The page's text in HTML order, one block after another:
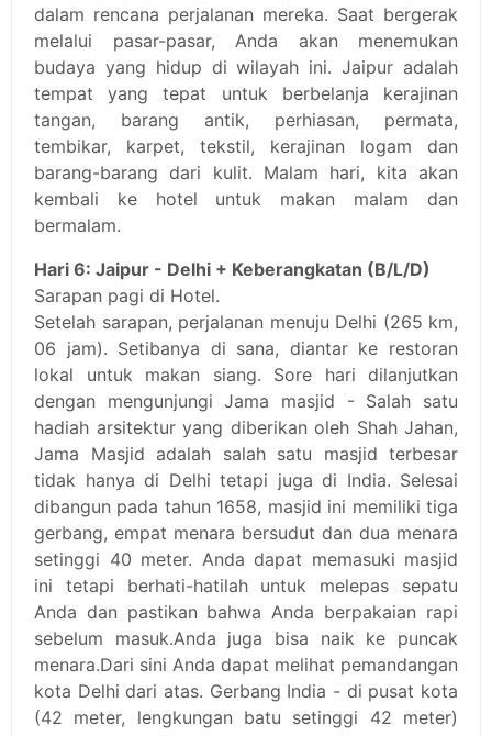
dalam rencana perjalanan mereka. Saat bergerak
melalui pasar-pasar, Anda akan menemukan
budaya yang hidup di wilayah ini. Jaipur adalah
tempat yang tepat untuk berbelanja kerajinan
tangan, barang antik, perhiasan, permata,
tembikar, karpet, tekstil, kerajinan logam dan
barang-barang dari kulit. Malam hari, kita akan
kembali ke hotel untuk makan malam dan
bermalam.
Hari 6: Jaipur - Delhi + Keberangkatan (B/L/D)
Sarapan pagi di Hotel.
Setelah sarapan, perjalanan menuju Delhi (265 km,
06 jam). Setibanya di sana, diantar ke restoran
lokal untuk makan siang. Sore hari dilanjutkan
dengan mengunjungi Jama masjid - Salah satu
hadiah arsitektur yang diberikan oleh Shah Jahan,
Jama Masjid adalah salah satu masjid terbesar
tidak hanya di Delhi tetapi juga di India. Selesai
dibangun pada tahun 1658, masjid ini memiliki tiga
gerbang, empat menara bersudut dan dua menara
setinggi 40 meter. Anda dapat memasuki masjid
ini tetapi berhati-hatilah untuk melepas sepatu
Anda dan pastikan bahwa Anda berpakaian rapi
sebelum masuk.Anda juga bisa naik ke puncak
menara.Dari sini Anda dapat melihat pemandangan
kota Delhi dari atas. Gerbang India - di pusat kota
(42 meter, lengkungan batu setinggi 42 meter)